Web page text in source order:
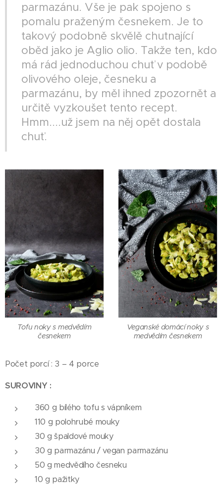
parmazánu. Vše je pak spojeno s
pomalu praženým česnekem. Je to
takový podobně skvělě chutnající
oběd jako je Aglio olio. Takže ten, kdo
má rád jednoduchou chuť v podobě
olivového oleje, česneku a
parmazánu, by měl ihned zpozornět a
určitě vyzkoušet tento recept.
Hmm....už jsem na něj opět dostala
chuť.
Tofu noky s medvědím
česnekem
Veganské domácí noky s
medvědím česnekem
Počet porcí : 3 – 4 porce
SUROVINY :
360 g bílého tofu s vápníkem
110 g polohrubé mouky
30 g špaldové mouky
30 g parmazánu / vegan parmazánu
50 g medvědího česneku
10 g pažitky